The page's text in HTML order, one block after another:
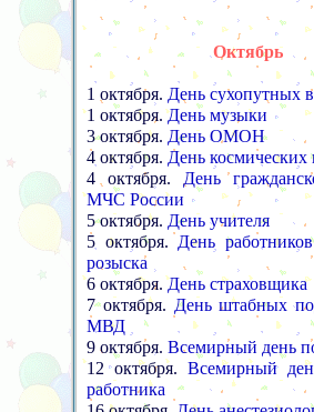
Октябрь
1 октября. День сухопутных
1 октября.День музыки
3 октября. День ОМОН
4 октября. День космических
4 октября. День
МЧС России
5 октября. День учителя
5 октября. День
розыска
6 октября.День страховщика
7 октября. День штабных
МВД
9 октября. Всемирный день
12 октября. Всемирный
работника